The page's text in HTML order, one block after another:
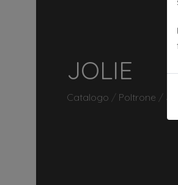
JOLIE
Catalogo / Poltrone /